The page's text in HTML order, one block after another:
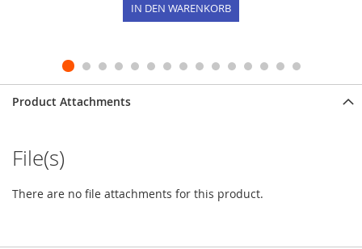
IN DEN WARENKORB
Product Attachments
File(s)
There are no file attachments for this product.